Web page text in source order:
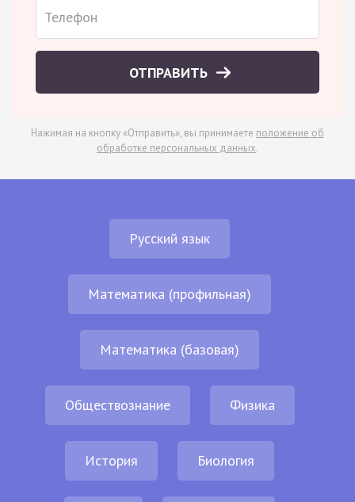
ОТПРАВИТЬ
Нажимая на кнопку «Отправить», вы принимаете положение об
обработке персональных данных.
Русский язык
Математика (профильная)
Математика (базовая)
Обществознание Физика
История Биология